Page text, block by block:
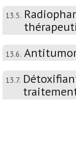
13.5.
13.6.
13.7.